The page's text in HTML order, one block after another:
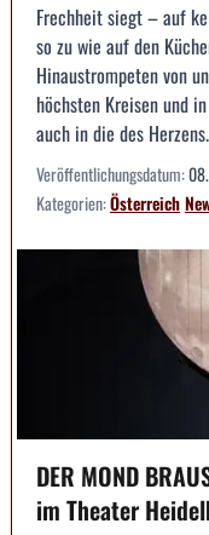
Frechheit siegt – auf
so zu wie auf den
Hinaustrompeten von
höchsten Kreisen und
auch in die des Herzens.
Veröffentlichungsdatum:
Kategorien:Österreich
DER MOND
im Theater